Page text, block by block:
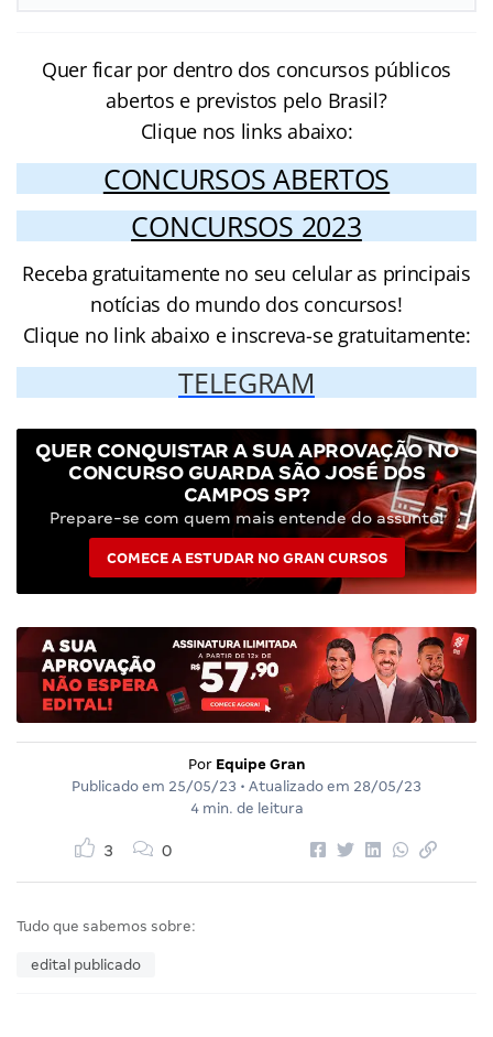
Quer ficar por dentro dos concursos públicos
abertos e previstos pelo Brasil?
Clique nos links abaixo:
CONCURSOS ABERTOS
CONCURSOS 2023
Receba gratuitamente no seu celular as principais
notícias do mundo dos concursos!
Clique no link abaixo e inscreva-se gratuitamente:
TELEGRAM
QUER CONQUISTAR A SUA APROVAÇÃO NO
CONCURSO GUARDA SÃO JOSÉ DOS
CAMPOS SP?
Prepare-se com quem mais entende do assunto!
COMECE A ESTUDAR NO GRAN CURSOS
Por Equipe Gran
Publicado em 25/05/23 • Atualizado em 28/05/23
4 min. de leitura
3 0
Tudo que sabemos sobre:
edital publicado